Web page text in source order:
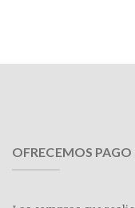
OFRECEMOS